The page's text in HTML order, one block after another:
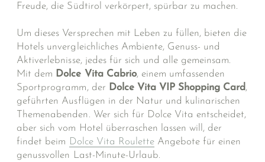
Freude, die Südtirol verkörpert, spürbar zu machen.
Um dieses Versprechen mit Leben zu füllen, bieten die
Hotels unvergleichliches Ambiente, Genuss- und
Aktiv­erlebnisse, jedes für sich und alle gemeinsam.
Mit dem Dolce Vita Cabrio, einem umfassenden
Sportprogramm, der Dolce Vita VIP Shopping Card,
geführten Ausflügen in der Natur und kulinarischen
Themenabenden. Wer sich für Dolce Vita entscheidet,
aber sich vom Hotel über­raschen lassen will, der
findet beim Dolce Vita RouletteAngebote für einen
genussvollen Last-Minute-Urlaub.